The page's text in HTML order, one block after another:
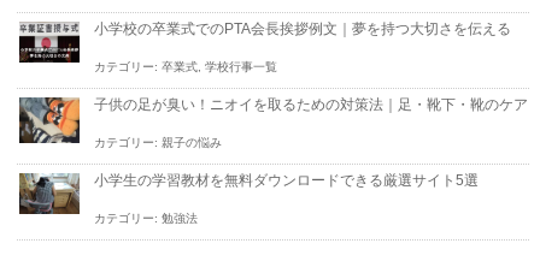
小学校の卒業式でのPTA会長挨拶例文｜夢を持つ大切さを伝える
カテゴリー:卒業式,学校行事一覧
子供の足が臭い！ニオイを取るための対策法｜足・靴下・靴のケア
カテゴリー:親子の悩み
小学生の学習教材を無料ダウンロードできる厳選サイト5選
カテゴリー:勉強法